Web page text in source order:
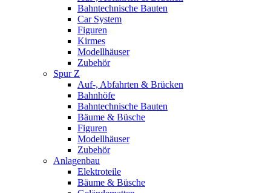
Bahntechnische Bauten
Car System
Figuren
Kirmes
Modellhäuser
Zubehör
Spur Z
Auf-, Abfahrten & Brücken
Bahnhöfe
Bahntechnische Bauten
Bäume & Büsche
Figuren
Modellhäuser
Zubehör
Anlagenbau
Elektroteile
Bäume & Büsche